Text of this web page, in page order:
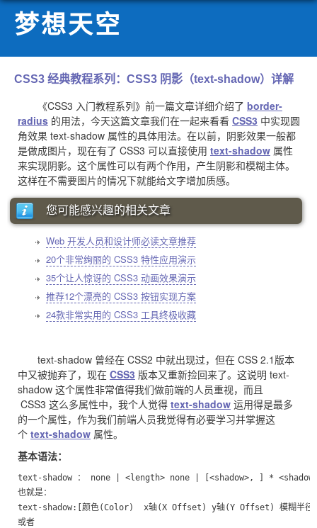
梦想天空
CSS3 经典教程系列：CSS3 阴影（text-shadow）详解
《CSS3 入门教程系列》前一篇文章详细介绍了 border-
radius 的用法，今天这篇文章我们在一起来看看 CSS3 中实现圆
角效果 text-shadow 属性的具体用法。在以前，阴影效果一般都
是做成图片，现在有了 CSS3 可以直接使用 text-shadow 属性
来实现阴影。这个属性可以有两个作用，产生阴影和模糊主体。
这样在不需要图片的情况下就能给文字增加质感。
您可能感兴趣的相关文章
Web 开发人员和设计师必读文章推荐
20个非常绚丽的 CSS3 特性应用演示
35个让人惊讶的 CSS3 动画效果演示
推荐12个漂亮的 CSS3 按钮实现方案
24款非常实用的 CSS3 工具终极收藏
text-shadow 曾经在 CSS2 中就出现过，但在 CSS 2.1版本
中又被抛弃了，现在 CSS3 版本又重新捡回来了。这说明 text-
shadow 这个属性非常值得我们做前端的人员重视，而且
CSS3 这么多属性中，我个人觉得 text-shadow 运用得是最多
的一个属性，作为我们前端人员我觉得有必要学习并掌握这
个 text-shadow 属性。
基本语法：
text-shadow ： none | <length> none | [<shadow>, ] *
也就是：
text-shadow:[颜色(Color)  x轴(X Offset) y轴(Y Offset) 模糊
或者